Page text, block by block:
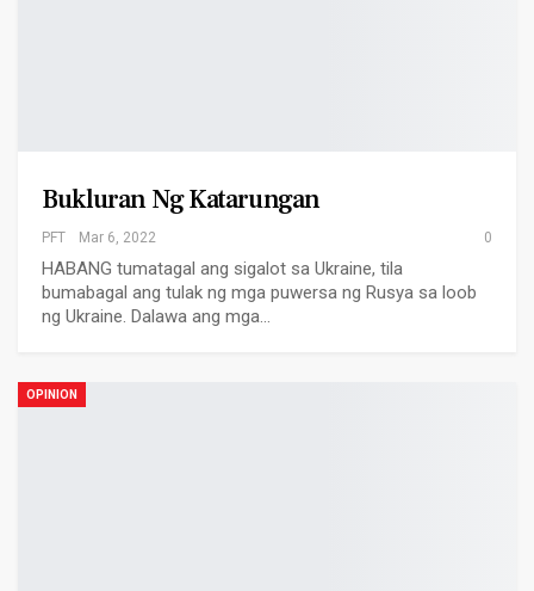
Bukluran Ng Katarungan
PFT Mar 6, 2022 0
HABANG tumatagal ang sigalot sa Ukraine, tila
bumabagal ang tulak ng mga puwersa ng Rusya sa loob
ng Ukraine. Dalawa ang mga…
OPINION